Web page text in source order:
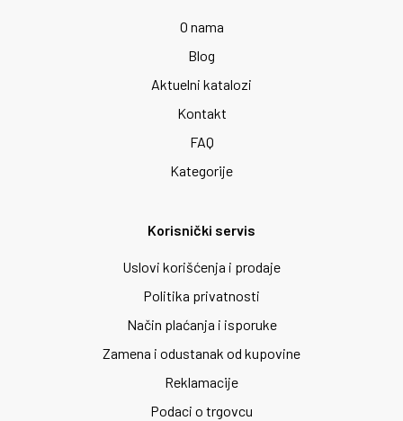
O nama
Blog
Aktuelni katalozi
Kontakt
FAQ
Kategorije
Korisnički servis
Uslovi korišćenja i prodaje
Politika privatnosti
Način plaćanja i isporuke
Zamena i odustanak od kupovine
Reklamacije
Podaci o trgovcu